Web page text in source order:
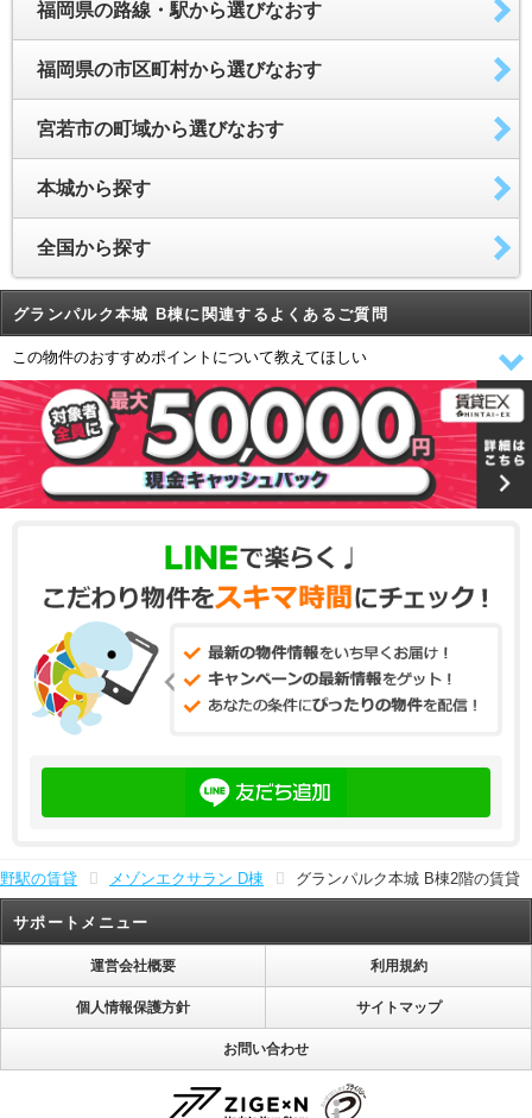
福岡県の路線・駅から選びなおす
福岡県の市区町村から選びなおす
宮若市の町域から選びなおす
本城から探す
全国から探す
グランパルク本城 B棟に関連するよくあるご質問
この物件のおすすめポイントについて教えてほしい
駅の賃貸 メゾンエクサラン D棟 グランパルク本城 B棟2階の賃貸
サポートメニュー
運営会社概要 利用規約
個人情報保護方針 サイトマップ
お問い合わせ